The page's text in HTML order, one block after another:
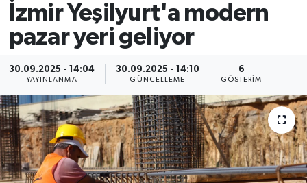
İzmir Yeşilyurt'a modern
pazar yeri geliyor
30.09.2025 - 14:04
YAYINLANMA
30.09.2025 - 14:10
GÜNCELLEME
6
GÖSTERIM
SAĞLIK
TÜRKİYE
Tüm Manşetler